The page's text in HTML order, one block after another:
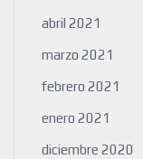
abril 2021
marzo 2021
febrero 2021
enero 2021
diciembre 2020